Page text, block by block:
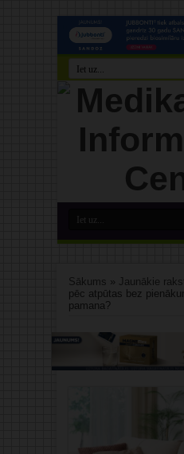
Sākums » Jaunākie
pēc atpūtas bez
pamana?